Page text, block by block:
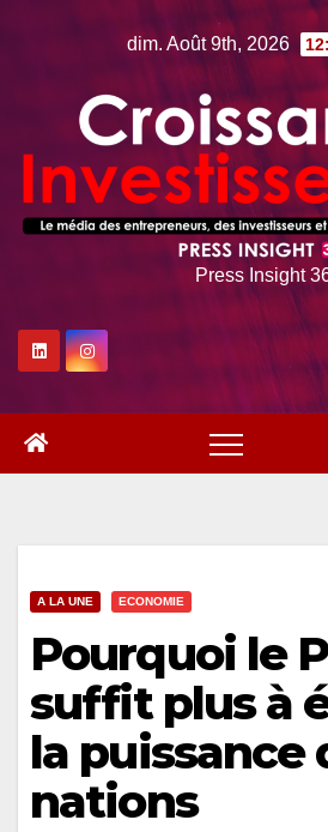
dim. Août 9th, 2026
Press Insight
A LA UNE ECONOMIE
Pourquoi le
suffit plus à
la puissance
nations